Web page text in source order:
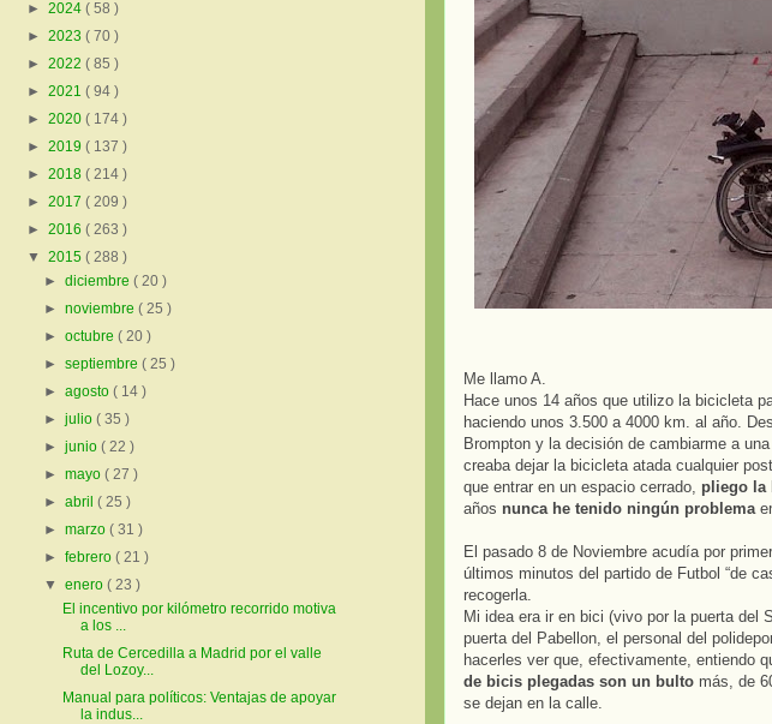
Me llamo A.
Hace unos 14 años que utilizo la bicicleta
haciendo unos 3.500 a 4000 km. al año.
Brompton y la decisión de cambiarme a
creaba dejar la bicicleta atada cualquier
que entrar en un espacio cerrado, pliego la
años nunca he tenido ningún problema
El pasado 8 de Noviembre acudía por
últimos minutos del partido de Futbol “de
recogerla.
Mi idea era ir en bici (vivo por la puerta del
puerta del Pabellon, el personal del
hacerles ver que, efectivamente, entiendo
de bicis plegadas son un bulto más, de
se dejan en la calle.
► 2024 ( 58 )
► 2023 ( 70 )
► 2022 ( 85 )
► 2021 ( 94 )
► 2020 ( 174 )
► 2019 ( 137 )
► 2018 ( 214 )
► 2017 ( 209 )
► 2016 ( 263 )
▼ 2015 ( 288 )
►diciembre( 20 )
►noviembre( 25 )
►octubre( 20 )
►septiembre( 25 )
►agosto( 14 )
►julio( 35 )
►junio( 22 )
►mayo( 27 )
►abril( 25 )
►marzo( 31 )
►febrero( 21 )
▼enero( 23 )
El incentivo por kilómetro recorrido motiva
a los ...
Ruta de Cercedilla a Madrid por el valle
del Lozoy...
Manual para políticos: Ventajas de apoyar
la indus...